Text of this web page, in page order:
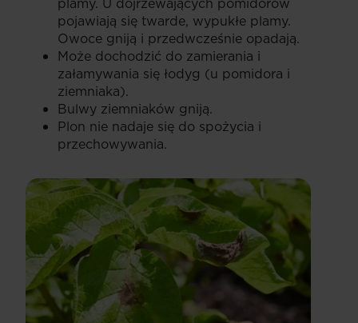
pojawiają się twarde, wypukłe plamy.
Owoce gniją i przedwcześnie opadają.
Może dochodzić do zamierania i
załamywania się łodyg (u pomidora i
ziemniaka).
Bulwy ziemniaków gniją.
Plon nie nadaje się do spożycia i
przechowywania.